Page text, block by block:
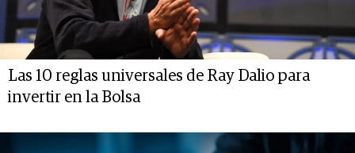
Las 10 reglas universales de Ray Dalio para
invertir en la Bolsa